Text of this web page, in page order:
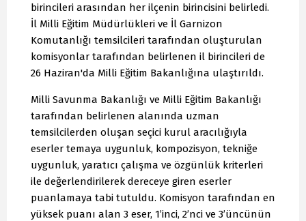
birincileri arasından her ilçenin birincisini belirledi.
İl Milli Eğitim Müdürlükleri ve İl Garnizon
Komutanlığı temsilcileri tarafından oluşturulan
komisyonlar tarafından belirlenen il birincileri de
26 Haziran'da Milli Eğitim Bakanlığına ulaştırıldı.
Milli Savunma Bakanlığı ve Milli Eğitim Bakanlığı
tarafından belirlenen alanında uzman
temsilcilerden oluşan seçici kurul aracılığıyla
eserler temaya uygunluk, kompozisyon, tekniğe
uygunluk, yaratıcı çalışma ve özgünlük kriterleri
ile değerlendirilerek dereceye giren eserler
puanlamaya tabi tutuldu. Komisyon tarafından en
yüksek puanı alan 3 eser, 1’inci, 2’nci ve 3’üncünün